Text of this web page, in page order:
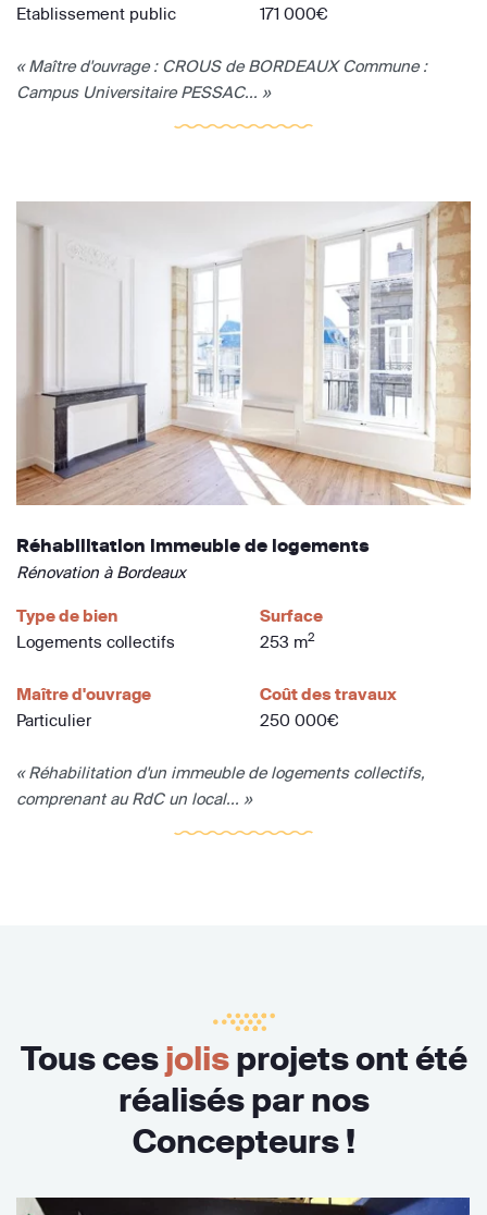
Etablissement public
171 000€
« Maître d'ouvrage : CROUS de BORDEAUX Commune :
Campus Universitaire PESSAC... »
Réhabilitation immeuble de logements
Rénovation à Bordeaux
Type de bien
Logements collectifs
Surface
253 m2
Maître d'ouvrage
Particulier
Coût des travaux
250 000€
« Réhabilitation d'un immeuble de logements collectifs,
comprenant au RdC un local... »
Tous cesjolisprojets ont été
réalisés par nos
Concepteurs !